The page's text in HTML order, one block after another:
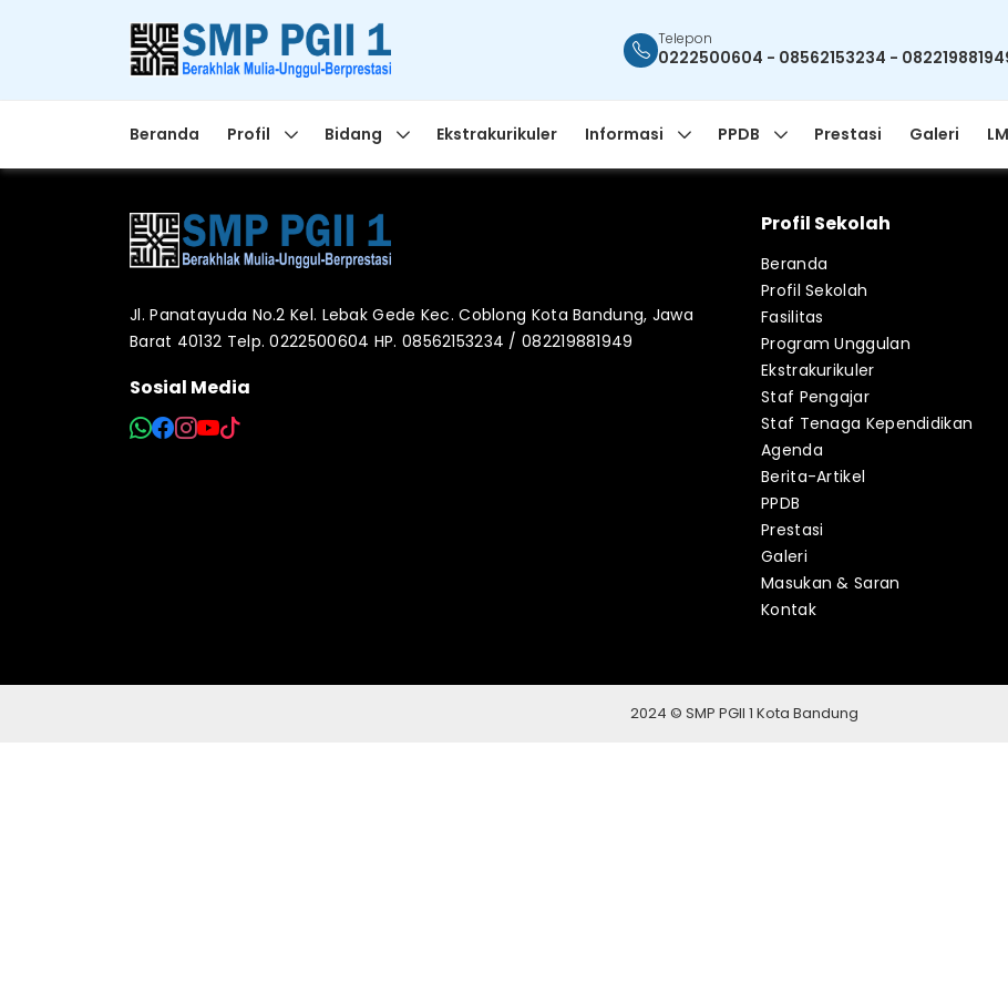
Telepon
0222500604 - 08562153234 -
Beranda Profil Bidang Ekstrakurikuler Informasi PPDB Prestasi Galeri
Jl. Panatayuda No.2 Kel. Lebak Gede Kec. Coblong Kota Bandung, Jawa
Barat 40132 Telp. 0222500604 HP. 08562153234 / 082219881949
Sosial Media
Profil Sekolah
Beranda
Profil Sekolah
Fasilitas
Program Unggulan
Ekstrakurikuler
Staf Pengajar
Staf Tenaga Kependidikan
Agenda
Berita-Artikel
PPDB
Prestasi
Galeri
Masukan & Saran
Kontak
2024 © SMP PGII 1 Kota Bandung